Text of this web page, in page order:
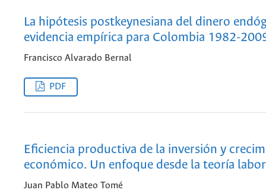
La hipótesis postkeynesiana del dinero
evidencia empírica para Colombia 1982-
Francisco Alvarado Bernal
PDF
Eficiencia productiva de la inversión y
económico. Un enfoque desde la teoría
Juan Pablo Mateo Tomé